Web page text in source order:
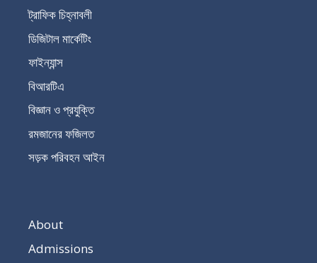
ট্রাফিক চিহ্নাবলী
ডিজিটাল মার্কেটিং
ফাইন্যান্স
বিআরটিএ
বিজ্ঞান ও প্রযুক্তি
রমজানের ফজিলত
সড়ক পরিবহন আইন
About
Admissions